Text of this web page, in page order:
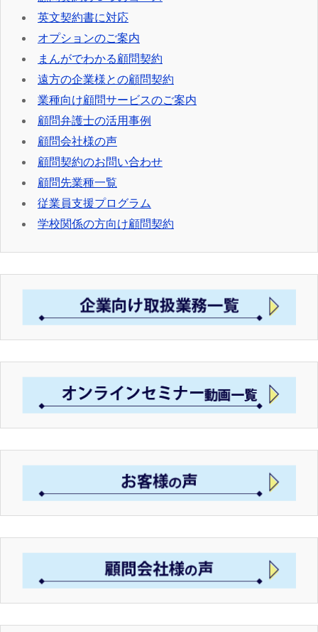
英文契約書に対応
オプションのご案内
まんがでわかる顧問契約
遠方の企業様との顧問契約
業種向け顧問サービスのご案内
顧問弁護士の活用事例
顧問会社様の声
顧問契約のお問い合わせ
顧問先業種一覧
従業員支援プログラム
学校関係の方向け顧問契約